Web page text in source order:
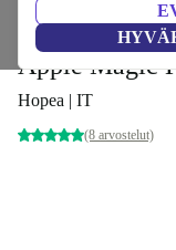
Tarvikkeet
Apple Magic
Hopea | IT
(8 arvostelut)